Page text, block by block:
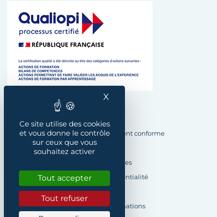
Ce site utilise des cookies
et vous donne le contrôle
sur ceux que vous
souhaitez activer
Tout accepter
Tout refuser
X
Accessibilité : Partiellement conforme
Mentions légales
Politique de confidentialité
Cookies
Demande d’informations